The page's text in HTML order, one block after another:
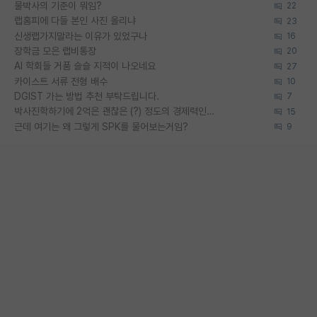
물박사의 기준이 뭐임? 22
랩홈피에 다들 본인 사진 올리냐 23
신생랩가지말라는 이유가 있었구나 16
장학금 모은 랩비통장 20
AI 학회들 거품 슬슬 지적이 나오네요 27
카이스트 서류 전형 배수 10
DGIST 가는 방법 추천 부탁드립니다. 7
박사진학하기에 2억은 괜찮은 (?) 정도의 경제력인가요 15
근데 여기는 왜 그렇게 SPK를 물어보는거임? 9